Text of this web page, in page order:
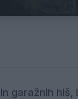
garažnih